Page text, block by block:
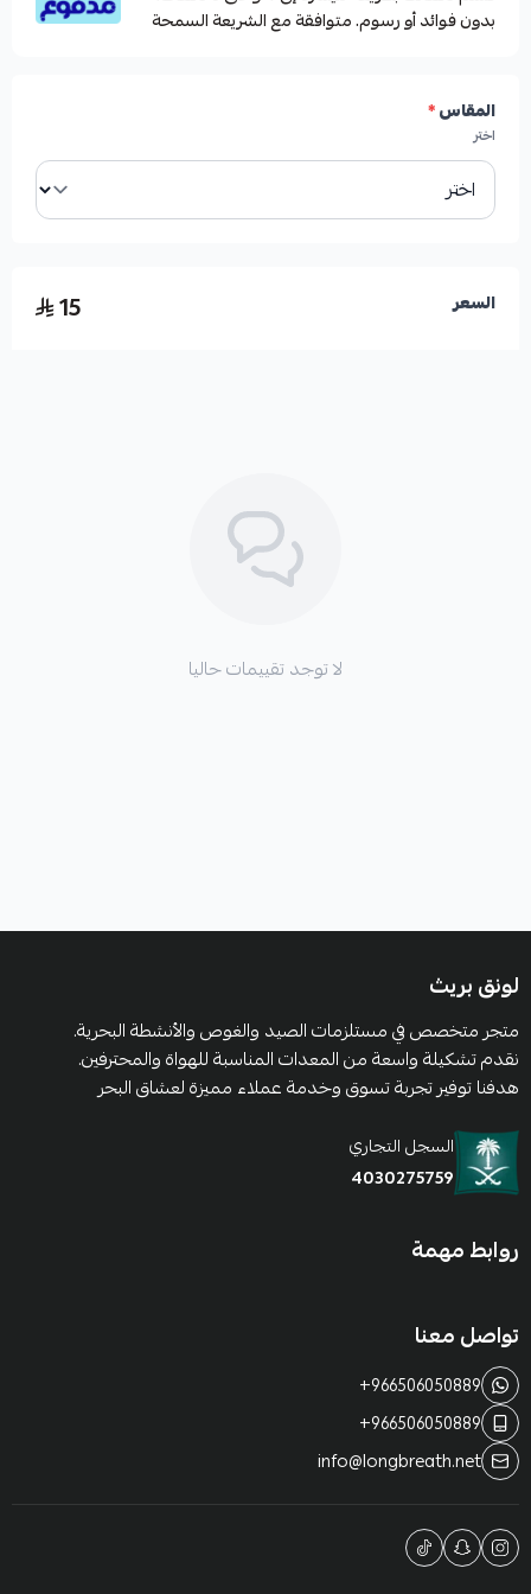
بدون فوائد أو رسوم. متوافقة مع الشريعة السمحة
المقاس*
اختر
السعر 15
لا توجد تقييمات حاليا
لونق بريث
متجر متخصص في مستلزمات الصيد والغوص والأنشطة البحرية.
نقدم تشكيلة واسعة من المعدات المناسبة للهواة والمحترفين.
هدفنا توفير تجربة تسوق وخدمة عملاء مميزة لعشاق البحر
السجل التجاري
4030275759
روابط مهمة
تواصل معنا
+966506050889
+966506050889
info@longbreath.net